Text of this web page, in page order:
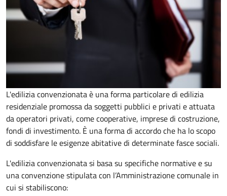
L'edilizia convenzionata è una forma particolare di edilizia
residenziale promossa da soggetti pubblici e privati e attuata
da operatori privati, come cooperative, imprese di costruzione,
fondi di investimento. È una forma di accordo che ha lo scopo
di soddisfare le esigenze abitative di determinate fasce sociali.
L'edilizia convenzionata si basa su specifiche normative e su
una convenzione stipulata con l’Amministrazione comunale in
cui si stabiliscono: